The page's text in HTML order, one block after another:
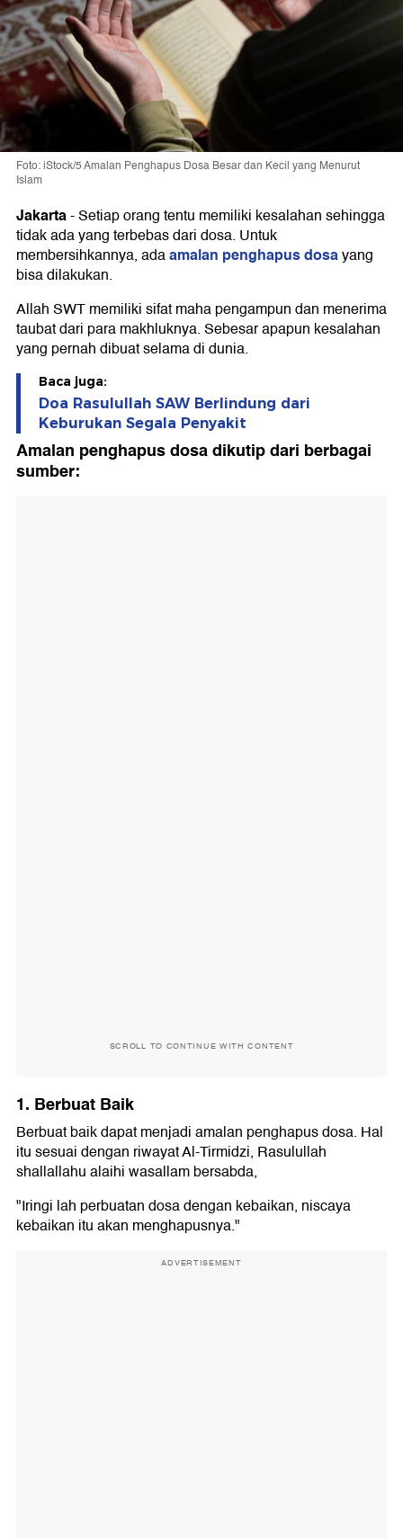
Foto: iStock/5 Amalan Penghapus Dosa Besar dan Kecil yang Menurut
Islam
Jakarta-Setiap orang tentu memiliki kesalahan sehingga
tidak ada yang terbebas dari dosa. Untuk
membersihkannya, adaamalan penghapus dosayang
bisa dilakukan.
Allah SWT memiliki sifat maha pengampun dan menerima
taubat dari para makhluknya. Sebesar apapun kesalahan
yang pernah dibuat selama di dunia.
Baca juga:
Doa Rasulullah SAW Berlindung dari
Keburukan Segala Penyakit
Amalan penghapus dosa dikutip dari berbagai
sumber:
SCROLL TO CONTINUE WITH CONTENT
1. Berbuat Baik
Berbuat baik dapat menjadi amalan penghapus dosa. Hal
itu sesuai dengan riwayat Al-Tirmidzi, Rasulullah
shallallahu alaihi wasallam bersabda,
"Iringi lah perbuatan dosa dengan kebaikan, niscaya
kebaikan itu akan menghapusnya."
ADVERTISEMENT